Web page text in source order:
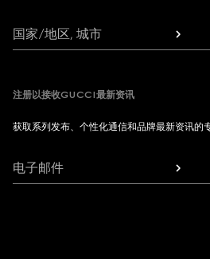
国家/地区, 城市
注册以接收GUCCI最新资讯
获取系列发布、个性化通信和品牌最新资讯的
电子邮件